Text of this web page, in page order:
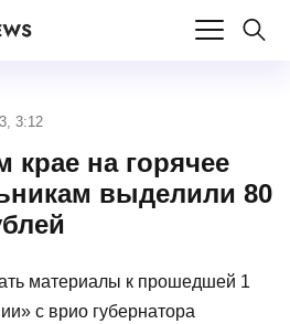
3:12
крае на горячее
выделили 80
материалы к прошедшей 1
с врио губернатора